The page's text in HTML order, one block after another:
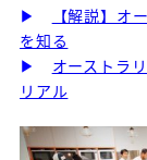
▶
【解説】オ
を知る
▶
オーストラ
リアル